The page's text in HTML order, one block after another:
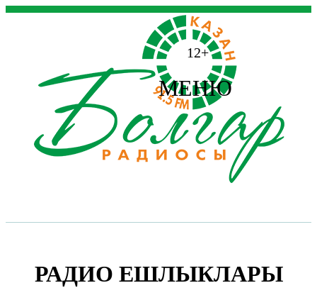
12+
МЕНЮ
РАДИО ЕШЛЫКЛАРЫ